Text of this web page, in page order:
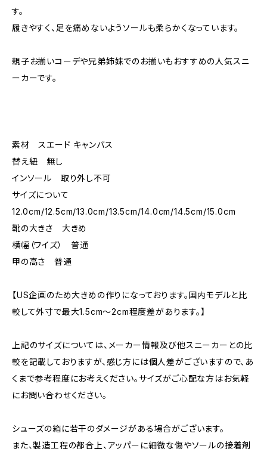
す。
履きやすく、足を痛めないようソールも柔らかくなっています。
親子お揃いコーデや兄弟姉妹でのお揃いもおすすめの人気スニ
ーカーです。
素材 スエード キャンバス
替え紐 無し
インソール 取り外し不可
サイズについて
12.0cm/12.5cm/13.0cm/13.5cm/14.0cm/14.5cm/15.0cm
靴の大きさ 大きめ
横幅（ワイズ） 普通
甲の高さ 普通
【US企画のため大きめの作りになっております。国内モデルと比
較して外寸で最大1.5cm〜2cm程度差があります。】
上記のサイズについては、メーカー情報及び他スニーカーとの比
較を記載しておりますが、感じ方には個人差がございますので、あ
くまで参考程度にお考えください。サイズがご心配な方はお気軽
にお問い合わせください。
シューズの箱に若干のダメージがある場合がございます。
また、製造工程の都合上、アッパーに細微な傷やソールの接着剤